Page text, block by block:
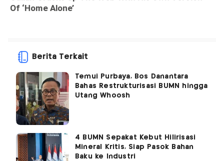
Berita Terkait
Temui Purbaya, Bos Danantara
Bahas Restrukturisasi BUMN hingga
Utang Whoosh
4 BUMN Sepakat Kebut Hilirisasi
Mineral Kritis, Siap Pasok Bahan
Baku ke Industri